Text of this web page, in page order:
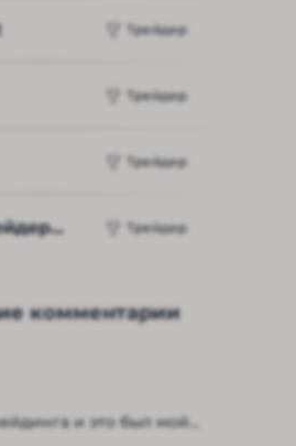
Трейдер
Трейдер
Трейдер
Трейдер
комментарии
и это был мой...